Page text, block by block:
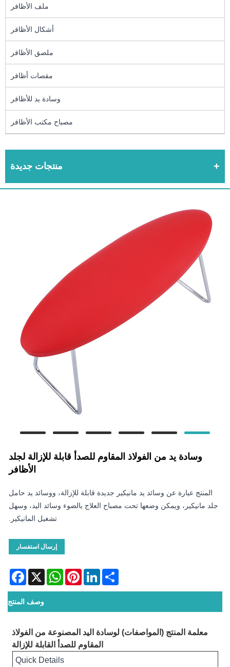
ملف الأظافر
أشكال الأظافر
ملصق الأظافر
مقصات أظافر
وسادة يد للأظافر
مصباح مكتب الأظافر
منتجات جديدة
وسادة يد من الفولاذ المقاوم للصدأ قابلة للإزالة لجلد
الأظافر
المنتج عبارة عن وسائد يد مانيكير جديدة قابلة للإزالة، ووسائد يد حامل
جلد مانيكير، ويمكن وضعها تحت مصباح العلاج بالضوء وسائد اليد، وسهل
تشغيل المانيكير.
إرسال استفسار
X
WhatsAppPinterestLinkedInShare
وصف المنتج
معلمة المنتج (المواصفات) لوسادة اليد المصنوعة من الفولاذ
المقاوم للصدأ القابلة للإزالة
Quick Details